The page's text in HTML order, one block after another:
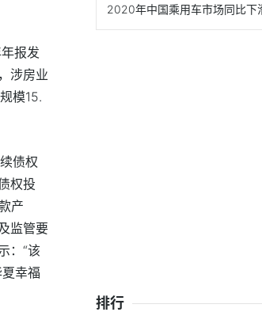
报发
涉房业
模15.
债权
权投
产
监管要
：“该
幸福
2020年中国乘用车市场同比下
排行